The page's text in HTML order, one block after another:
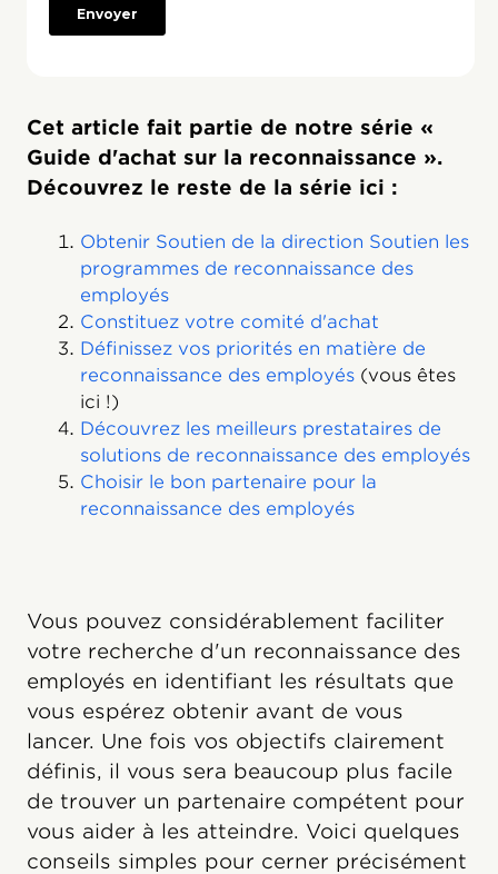
Cet article fait partie de notre série «
Guide d'achat sur la reconnaissance ».
Découvrez le reste de la série ici :
Obtenir Soutien de la direction Soutien les
programmes de reconnaissance des
employés‍
Constituez votre comité d'achat
Définissez vos priorités en matière de
reconnaissance des employés (vous êtes
ici !)
Découvrez les meilleurs prestataires de
solutions de reconnaissance des employés
Choisir le bon partenaire pour la
reconnaissance des employés
Vous pouvez considérablement faciliter
votre recherche d'un reconnaissance des
employés en identifiant les résultats que
vous espérez obtenir avant de vous
lancer. Une fois vos objectifs clairement
définis, il vous sera beaucoup plus facile
de trouver un partenaire compétent pour
vous aider à les atteindre. Voici quelques
conseils simples pour cerner précisément